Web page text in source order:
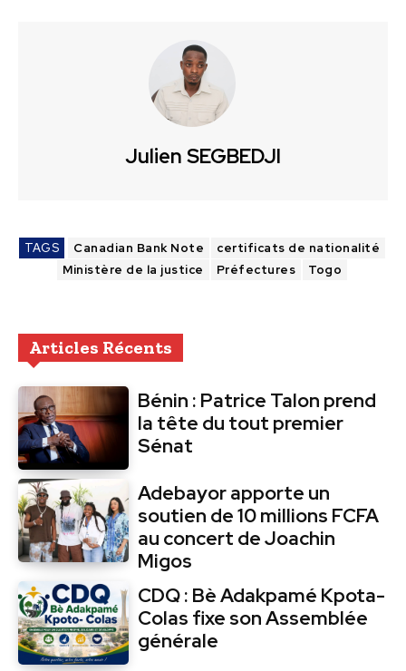
Julien SEGBEDJI
TAGS Canadian Bank Note
certificats de nationalité
Ministère de la justice
Préfectures Togo
Articles Récents
Bénin : Patrice Talon prend
la tête du tout premier
Sénat
Adebayor apporte un
soutien de 10 millions FCFA
au concert de Joachin
Migos
CDQ : Bè Adakpamé Kpota-
Colas fixe son Assemblée
générale